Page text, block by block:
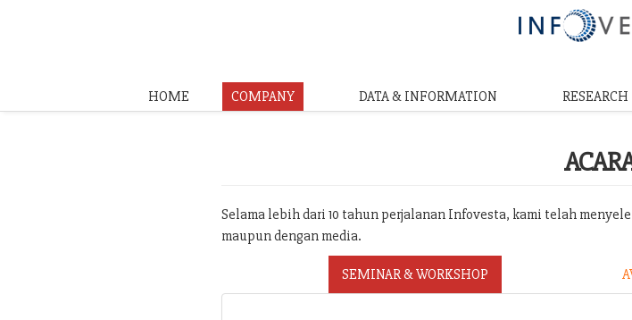
HOME COMPANY DATA & INFORMATION RESEARCH
Selama lebih dari 10 tahun perjalanan Infovesta, kami telah
maupun dengan media.
SEMINAR & WORKSHOP